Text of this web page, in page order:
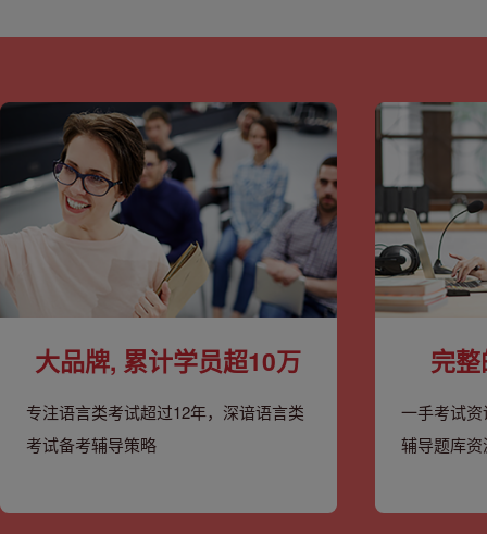
大品牌, 累计学员超10万
专注语言类考试超过12年，深谙语言类
考试备考辅导策略
完
一手考试
辅导题库